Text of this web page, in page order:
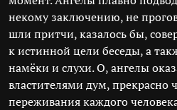
некому заключению, не
шли притчи, казалось бы,
к истинной цели беседы, а
намёки и слухи. О, ангелы
властителями дум, прекрасно
переживания каждого